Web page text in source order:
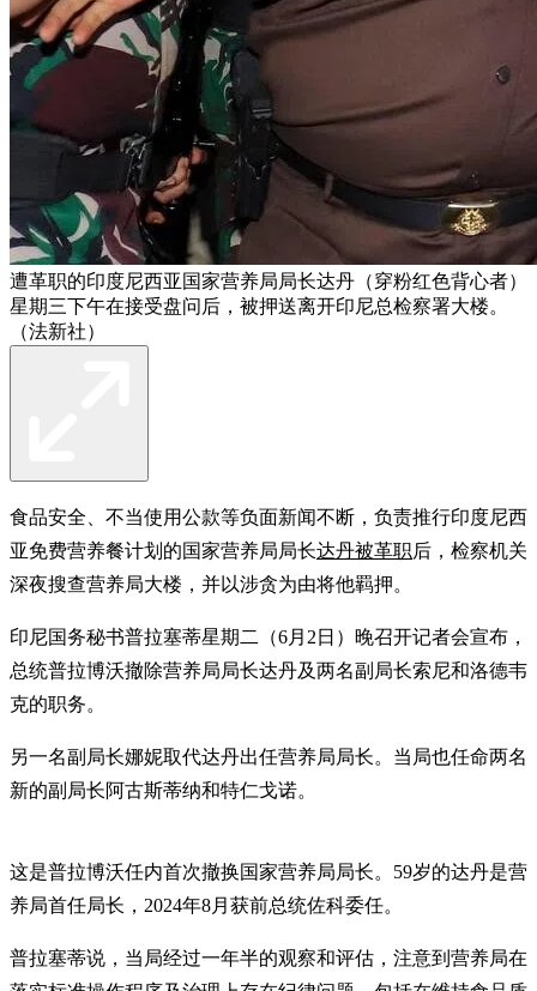
遭革职的印度尼西亚国家营养局局长达丹（穿粉红色背心者）
星期三下午在接受盘问后，被押送离开印尼总检察署大楼。
（法新社）
食品安全、不当使用公款等负面新闻不断，负责推行印度尼西
亚免费营养餐计划的国家营养局局长达丹被革职后，检察机关
深夜搜查营养局大楼，并以涉贪为由将他羁押。
印尼国务秘书普拉塞蒂星期二（6月2日）晚召开记者会宣布，
总统普拉博沃撤除营养局局长达丹及两名副局长索尼和洛德韦
克的职务。
另一名副局长娜妮取代达丹出任营养局局长。当局也任命两名
新的副局长阿古斯蒂纳和特仁戈诺。
这是普拉博沃任内首次撤换国家营养局局长。59岁的达丹是营
养局首任局长，2024年8月获前总统佐科委任。
普拉塞蒂说，当局经过一年半的观察和评估，注意到营养局在